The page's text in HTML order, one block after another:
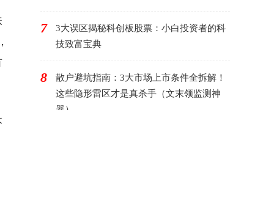
7
3大误区揭秘科创板股票：小白投资者的科
技致富宝典
8
散户避坑指南：3大市场上市条件全拆解！
这些隐形雷区才是真杀手（文末领监测神
器）